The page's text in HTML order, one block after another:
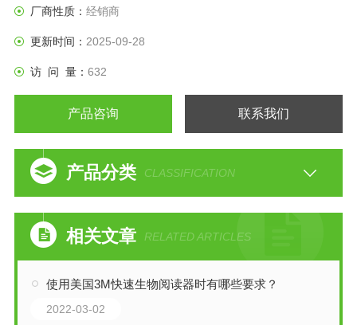
厂商性质： 经销商
更新时间： 2025-09-28
访 问 量： 632
产品咨询 联系我们
产品分类 CLASSIFICATION
相关文章 RELATED ARTICLES
使用美国3M快速生物阅读器时有哪些要求？
2022-03-02